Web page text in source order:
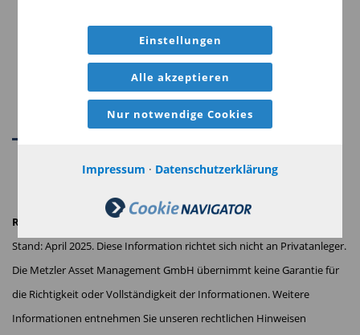
Einstellungen
Alle akzeptieren
Nur notwendige Cookies
Impressum · Datenschutzerklärung
Weiter
Rechtlicher Hinweis:
Stand: April 2025. Diese Information richtet sich nicht an Privatanleger.
Die Metzler Asset Management GmbH übernimmt keine Garantie für
die Richtigkeit oderVollständigkeit der Informationen. Weitere
Informationen entnehmen Sie unseren rechtlichen Hinweisen